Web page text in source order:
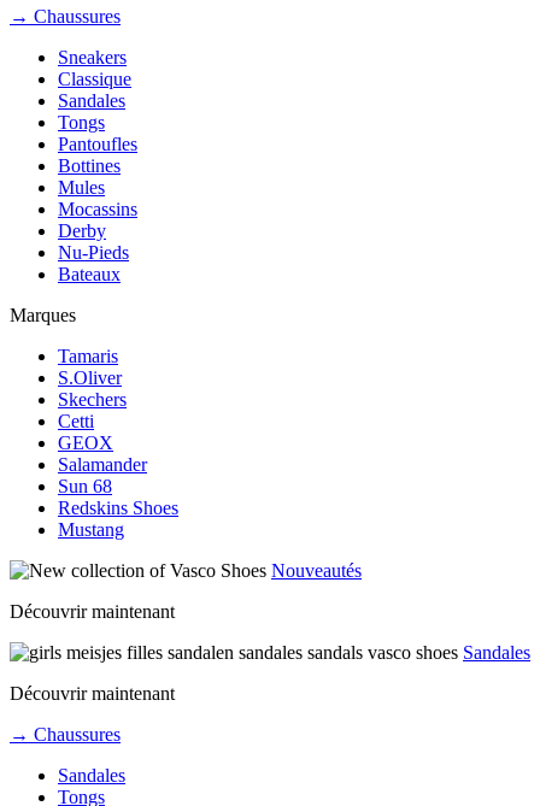
→ Chaussures
Sneakers
Classique
Sandales
Tongs
Pantoufles
Bottines
Mules
Mocassins
Derby
Nu-Pieds
Bateaux
Marques
Tamaris
S.Oliver
Skechers
Cetti
GEOX
Salamander
Sun 68
Redskins Shoes
Mustang
Nouveautés
Découvrir maintenant
Sandales
Découvrir maintenant
→ Chaussures
Sandales
Tongs